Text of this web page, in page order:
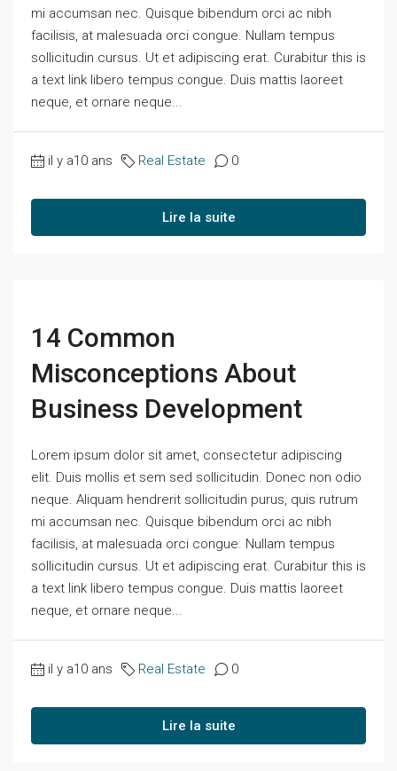
mi accumsan nec. Quisque bibendum orci ac nibh
facilisis, at malesuada orci congue. Nullam tempus
sollicitudin cursus. Ut et adipiscing erat. Curabitur this is
a text link libero tempus congue. Duis mattis laoreet
neque, et ornare neque...
il y a10 ans Real Estate 0
Lire la suite
14 Common
Misconceptions About
Business Development
Lorem ipsum dolor sit amet, consectetur adipiscing
elit. Duis mollis et sem sed sollicitudin. Donec non odio
neque. Aliquam hendrerit sollicitudin purus, quis rutrum
mi accumsan nec. Quisque bibendum orci ac nibh
facilisis, at malesuada orci congue. Nullam tempus
sollicitudin cursus. Ut et adipiscing erat. Curabitur this is
a text link libero tempus congue. Duis mattis laoreet
neque, et ornare neque...
il y a10 ans Real Estate 0
Lire la suite